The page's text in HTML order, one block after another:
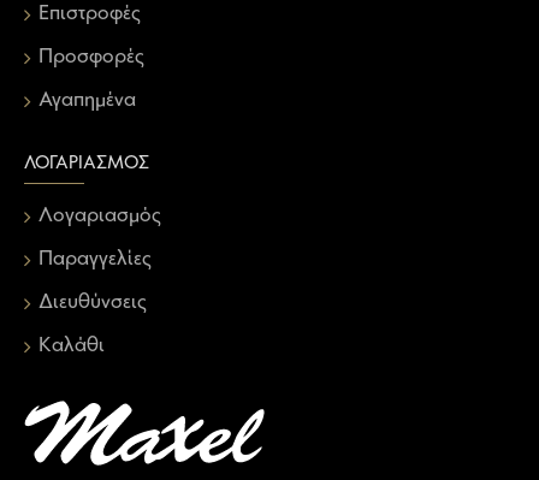
Επιστροφές
Προσφορές
Αγαπημένα
ΛΟΓΑΡΙΑΣΜΌΣ
Λογαριασμός
Παραγγελίες
Διευθύνσεις
Καλάθι